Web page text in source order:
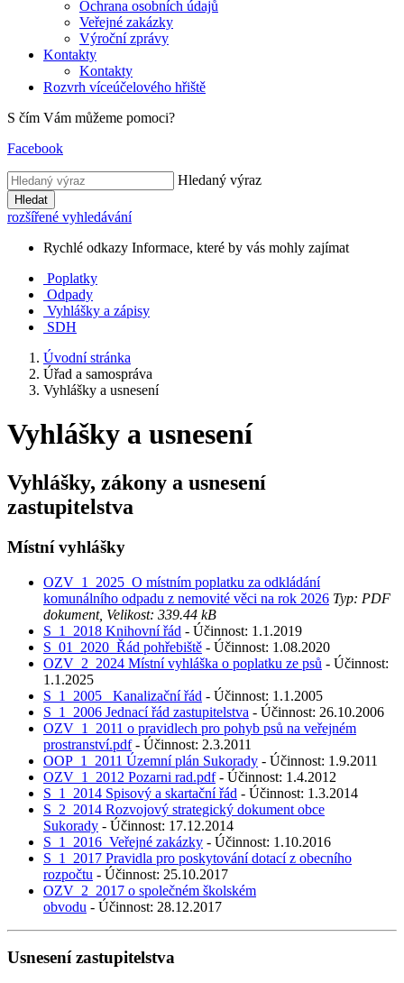
Ochrana osobních údajů
Veřejné zakázky
Výroční zprávy
Kontakty
Kontakty
Rozvrh víceúčelového hřiště
S čím Vám můžeme pomoci?
Facebook
Hledaný výraz
Hledat
rozšířené vyhledávání
Rychlé odkazy Informace, které by vás mohly zajímat
Poplatky
Odpady
Vyhlášky a zápisy
SDH
Úvodní stránka
Úřad a samospráva
Vyhlášky a usnesení
Vyhlášky a usnesení
Vyhlášky, zákony a usnesení
zastupitelstva
Místní vyhlášky
OZV_1_2025_O místním poplatku za odkládání
komunálního odpadu z nemovité věci na rok 2026 Typ: PDF
dokument, Velikost: 339.44 kB
S_1_2018 Knihovní řád - Účinnost: 1.1.2019
S_01_2020_Řád pohřebiště - Účinnost: 1.08.2020
OZV_2_2024 Místní vyhláška o poplatku ze psů - Účinnost:
1.1.2025
S_1_2005_ Kanalizační řád - Účinnost: 1.1.2005
S_1_2006 Jednací řád zastupitelstva - Účinnost: 26.10.2006
OZV_1_2011 o pravidlech pro pohyb psů na veřejném
prostranství.pdf- Účinnost: 2.3.2011
OOP_1_2011 Územní plán Sukorady - Účinnost: 1.9.2011
OZV_1_2012 Pozarni rad.pdf- Účinnost: 1.4.2012
S_1_2014 Spisový a skartační řád - Účinnost: 1.3.2014
S_2_2014 Rozvojový strategický dokument obce
Sukorady - Účinnost: 17.12.2014
S_1_2016_Veřejné zakázky - Účinnost: 1.10.2016
S_1_2017 Pravidla pro poskytování dotací z obecního
rozpočtu - Účinnost: 25.10.2017
OZV_2_2017 o společném školském
obvodu - Účinnost: 28.12.2017
Usnesení zastupitelstva